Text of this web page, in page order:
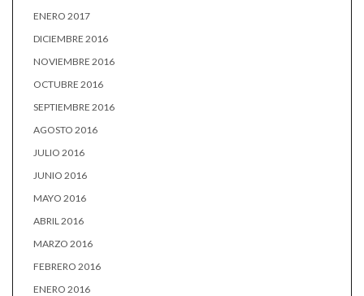
ENERO 2017
DICIEMBRE 2016
NOVIEMBRE 2016
OCTUBRE 2016
SEPTIEMBRE 2016
AGOSTO 2016
JULIO 2016
JUNIO 2016
MAYO 2016
ABRIL 2016
MARZO 2016
FEBRERO 2016
ENERO 2016